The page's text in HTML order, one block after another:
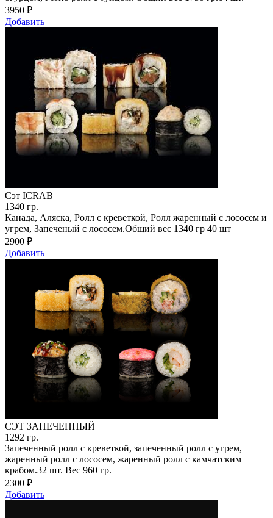
3950 ₽
Добавить
Сэт ICRAB
1340 гр.
Канада, Аляска, Ролл с креветкой, Ролл жаренный с лососем и
угрем, Запеченый с лососем.Общий вес 1340 гр 40 шт
2900 ₽
Добавить
СЭТ ЗАПЕЧЕННЫЙ
1292 гр.
Запеченный ролл с креветкой, запеченный ролл с угрем,
жаренный ролл с лососем, жаренный ролл с камчатским
крабом.32 шт. Вес 960 гр.
2300 ₽
Добавить